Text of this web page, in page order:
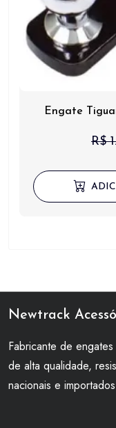
Engate
R$
Newtrack
Fabricante de
de alta qualidade,
nacionais e